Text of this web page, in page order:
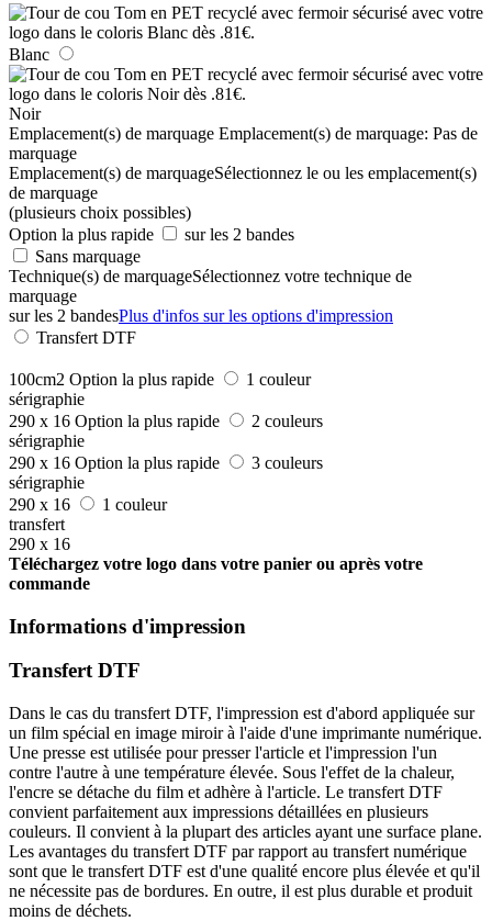
Blanc
Noir
Emplacement(s) de marquage Emplacement(s) de marquage: Pas de
marquage
Emplacement(s) de marquageSélectionnez le ou les emplacement(s)
de marquage
(plusieurs choix possibles)
Option la plus rapide
sur les 2 bandes
Sans marquage
Technique(s) de marquageSélectionnez votre technique de
marquage
sur les 2 bandesPlus d'infos sur les options d'impression
Transfert DTF
100cm2 Option la plus rapide
1 couleur
sérigraphie
290 x 16 Option la plus rapide
2 couleurs
sérigraphie
290 x 16 Option la plus rapide
3 couleurs
sérigraphie
290 x 16
1 couleur
transfert
290 x 16
Téléchargez votre logo dans votre panier ou après votre
commande
Informations d'impression
Transfert DTF
Dans le cas du transfert DTF, l'impression est d'abord appliquée sur
un film spécial en image miroir à l'aide d'une imprimante numérique.
Une presse est utilisée pour presser l'article et l'impression l'un
contre l'autre à une température élevée. Sous l'effet de la chaleur,
l'encre se détache du film et adhère à l'article. Le transfert DTF
convient parfaitement aux impressions détaillées en plusieurs
couleurs. Il convient à la plupart des articles ayant une surface plane.
Les avantages du transfert DTF par rapport au transfert numérique
sont que le transfert DTF est d'une qualité encore plus élevée et qu'il
ne nécessite pas de bordures. En outre, il est plus durable et produit
moins de déchets.